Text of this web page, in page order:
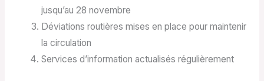
jusqu’au 28 novembre
Déviations routières mises en place pour maintenir
la circulation
Services d’information actualisés régulièrement